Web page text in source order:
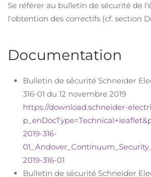
Se référer au bulletin de sécurité de
l'obtention des correctifs (cf. section
Documentation
Bulletin de sécurité Schneider
316-01 du 12 novembre 2019
https://download.schneider-
2019-316-
2019-316-01
Bulletin de sécurité Schneider